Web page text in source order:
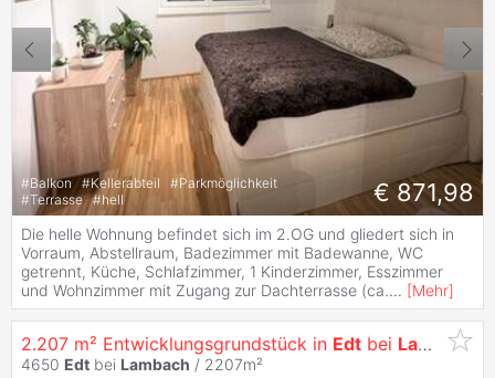
#Balkon #Kellerabteil #Parkmöglichkeit
#Terrasse #hell € 871,98
Die helle Wohnung befindet sich im 2.OG und gliedert sich in
Vorraum, Abstellraum, Badezimmer mit Badewanne, WC
getrennt, Küche, Schlafzimmer, 1 Kinderzimmer, Esszimmer
und Wohnzimmer mit Zugang zur Dachterrasse (ca.... [Mehr]
2.207 m² Entwicklungsgrundstück in Edt bei Lambach
4650 Edt bei Lambach / 2207m²